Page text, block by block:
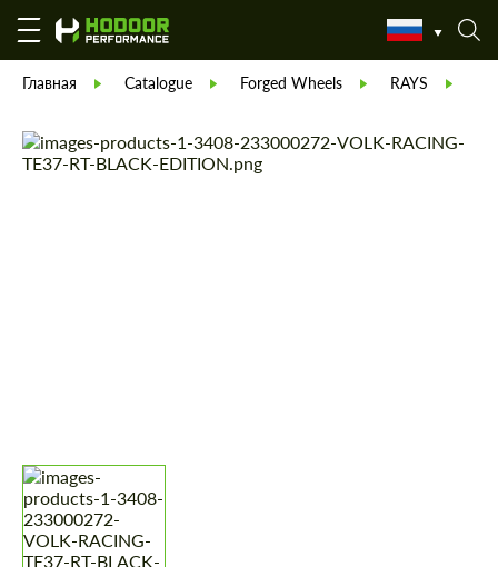
Главная Catalogue Forged Wheels RAYS